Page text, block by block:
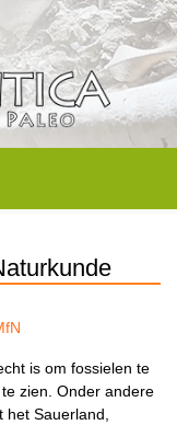
is om fossielen te
zien. Onder andere
het Sauerland,